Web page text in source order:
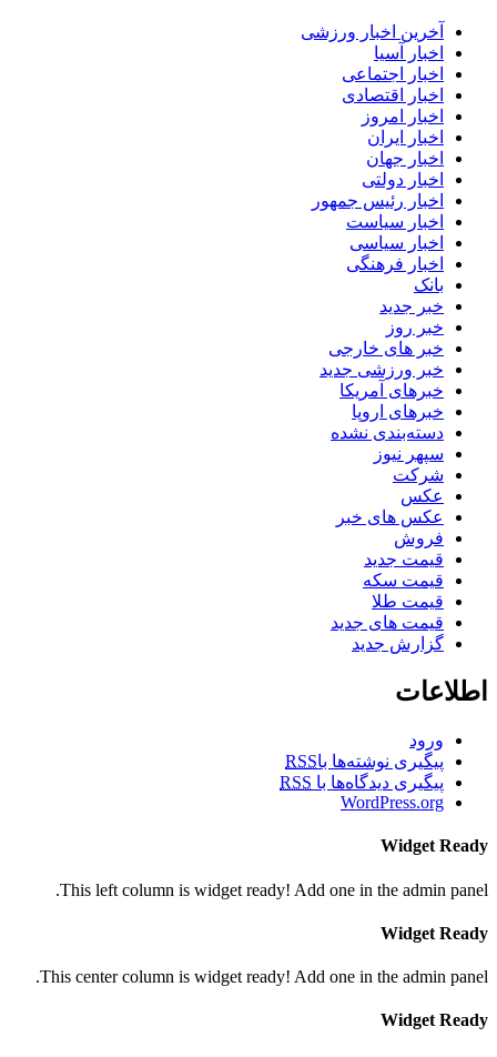
آخرین اخبار ورزشی
اخبار آسیا
اخبار اجتماعی
اخبار اقتصادی
اخبار امروز
اخبار ایران
اخبار جهان
اخبار دولتی
اخبار رئیس جمهور
اخبار سیاست
اخبار سیاسی
اخبار فرهنگی
بانک
خبر جدید
خبر روز
خبر های خارجی
خبر ورزشی جدید
خبرهای آمریکا
خبرهای اروپا
دسته‌بندی نشده
سپهر نیوز
شرکت
عکس
عکس های خبر
فروش
قیمت جدید
قیمت سکه
قیمت طلا
قیمت های جدید
گزارش جدید
اطلاعات
ورود
پیگیری نوشته‌ها باRSS
پیگیری دیدگاه‌ها با RSS
WordPress.org
Widget Ready
This left column is widget ready! Add one in the admin panel.
Widget Ready
This center column is widget ready! Add one in the admin panel.
Widget Ready